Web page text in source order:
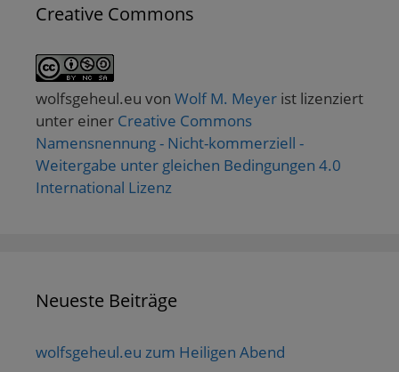
Creative Commons
wolfsgeheul.eu von Wolf M. Meyer ist lizenziert
unter einer Creative Commons
Namensnennung - Nicht-kommerziell -
Weitergabe unter gleichen Bedingungen 4.0
International Lizenz
Neueste Beiträge
wolfsgeheul.eu zum Heiligen Abend